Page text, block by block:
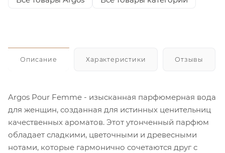
Описание Характеристики Отзывы
Argos Pour Femme - изысканная парфюмерная вода
для женщин, созданная для истинных ценительниц
качественных ароматов. Этот утонченный парфюм
обладает сладкими, цветочными и древесными
нотами, которые гармонично сочетаются друг с